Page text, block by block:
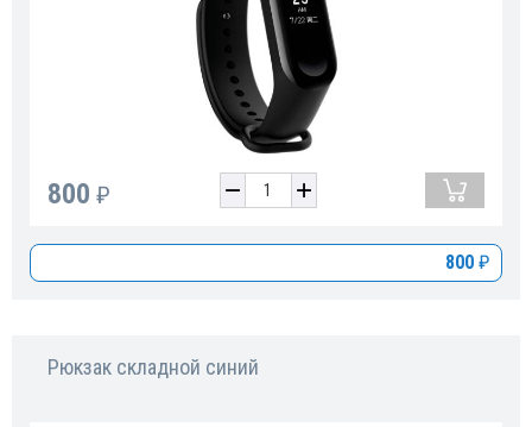
800 ₽
800 ₽
Рюкзак складной синий